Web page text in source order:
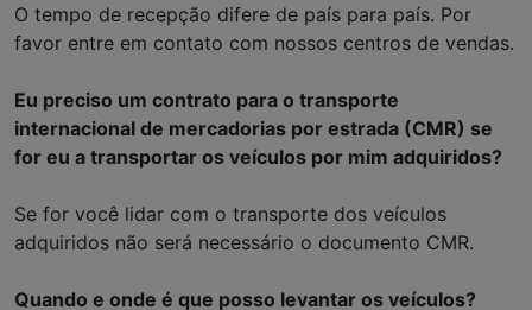
O tempo de recepção difere de país para país. Por
favor entre em contato com nossos centros de vendas.
Eu preciso um contrato para o transporte
internacional de mercadorias por estrada (CMR) se
for eu a transportar os veículos por mim adquiridos?
Se for você lidar com o transporte dos veículos
adquiridos não será necessário o documento CMR.
Quando e onde é que posso levantar os veículos?